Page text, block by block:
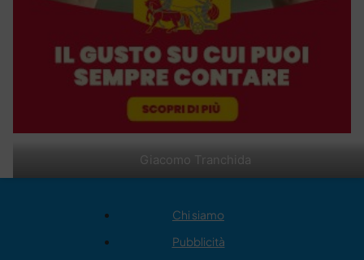
Giacomo Tranchida
Chi siamo
Pubblicità